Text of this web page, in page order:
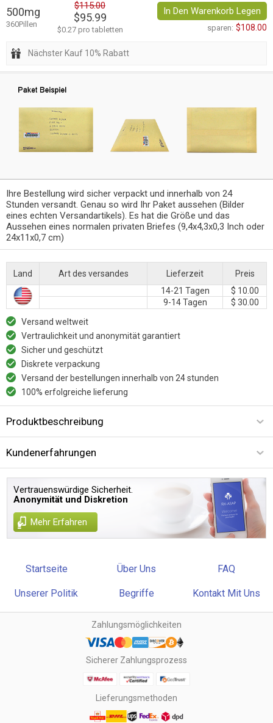
500mg
360Pillen
$115.00
$95.99
$0.27 pro tabletten
In Den Warenkorb Legen
sparen: $108.00
Nächster Kauf 10% Rabatt
Ihre Bestellung wird sicher verpackt und innerhalb von 24
Stunden versandt. Genau so wird Ihr Paket aussehen (Bilder
eines echten Versandartikels). Es hat die Größe und das
Aussehen eines normalen privaten Briefes (9,4x4,3x0,3 Inch oder
24x11x0,7 cm)
Land Art des versandes Lieferzeit
Preis
14-21 Tagen
$ 10.00
9-14 Tagen
$ 30.00
Versand weltweit
Vertraulichkeit und anonymität garantiert
Sicher und geschützt
Diskrete verpackung
Versand der bestellungen innerhalb von 24 stunden
100% erfolgreiche lieferung
Produktbeschreibung
Kundenerfahrungen
Vertrauenswürdige Sicherheit.
Anonymität und Diskretion
Mehr Erfahren
Startseite Über Uns FAQ
Unserer Politik Begriffe Kontakt Mit Uns
Zahlungsmöglichkeiten
Sicherer Zahlungsprozess
Lieferungsmethoden